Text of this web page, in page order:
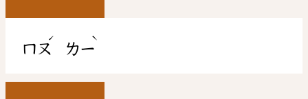
ㄇㄡ
ˊ
ㄌㄧ
ˋ